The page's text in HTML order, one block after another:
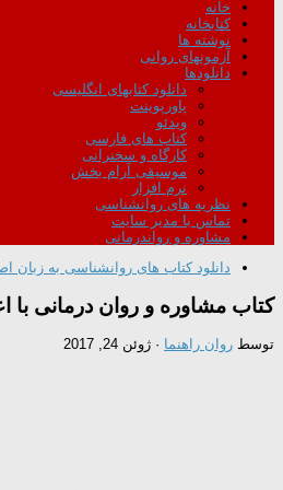
خانه
کتابخانه
نوشته ها
آزمونهای روانی
دانلودها
دانلود کتابهای انگلیسی
پاورپوینت
ویدئو
کتاب های فارسی
کارگاه و سخنرانی
موسیقی آرام بخش
نرم افزار
نظریه های روانشناسی
تماس با مدیر سایت
مشاوره و رواندرمانی
دانلود کتاب های روانشناسی به زبان
کتاب مشاوره و روان درمانی با
توسط روان راهنما · ژوئن 24, 2017